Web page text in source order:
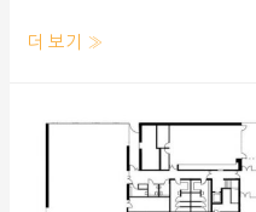
더 보기 »